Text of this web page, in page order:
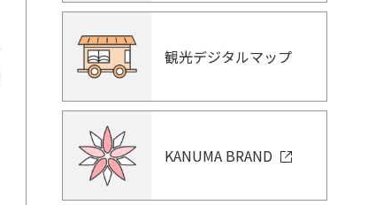
観光デジタルマップ
KANUMA BRAND